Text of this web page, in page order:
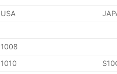
USA
1008
1010